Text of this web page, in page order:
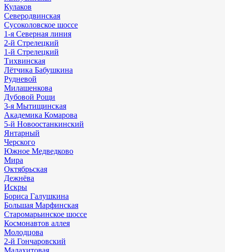
Кулаков
Северодвинская
Сусоколовское шоссе
1-я Северная линия
2-й Стрелецкий
1-й Стрелецкий
Тихвинская
Лётчика Бабушкина
Рудневой
Милашенкова
Дубовой Рощи
3-я Мытищинская
Академика Комарова
5-й Новоостанкинский
Янтарный
Черского
Южное Медведково
Мира
Октябрьская
Дежнёва
Искры
Бориса Галушкина
Большая Марфинская
Старомарьинское шоссе
Космонавтов аллея
Молодцова
2-й Гончаровский
Малахитовая